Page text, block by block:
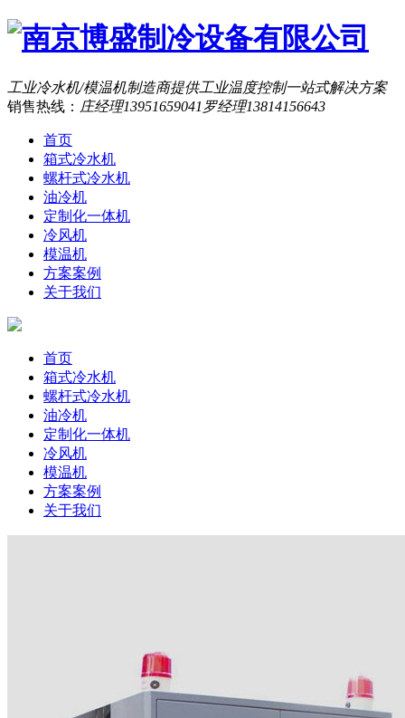
工业冷水机/模温机制造商提供工业温度控制一站式解决方案
销售热线： 庄经理13951659041罗经理13814156643
首页
箱式冷水机
螺杆式冷水机
油冷机
定制化一体机
冷风机
模温机
方案案例
关于我们
首页
箱式冷水机
螺杆式冷水机
油冷机
定制化一体机
冷风机
模温机
方案案例
关于我们